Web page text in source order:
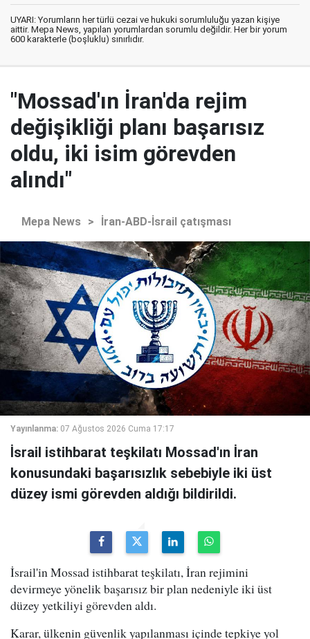
UYARI: Yorumların her türlü cezai ve hukuki sorumluluğu yazan kişiye
aittir. Mepa News, yapılan yorumlardan sorumlu değildir. Her bir yorum
600 karakterle (boşluklu) sınırlıdır.
"Mossad'ın İran'da rejim
değişikliği planı başarısız
oldu, iki isim görevden
alındı"
Mepa News > İran-ABD-İsrail çatışması
Yayınlanma: 07 Ağustos 2026 Cuma 17:17
İsrail istihbarat teşkilatı Mossad'ın İran
konusundaki başarısızlık sebebiyle iki üst
düzey ismi görevden aldığı bildirildi.
İsrail'in Mossad istihbarat teşkilatı, İran rejimini
devirmeye yönelik başarısız bir plan nedeniyle iki üst
düzey yetkiliyi görevden aldı.
Karar, ülkenin güvenlik yapılanması içinde tepkiye yol